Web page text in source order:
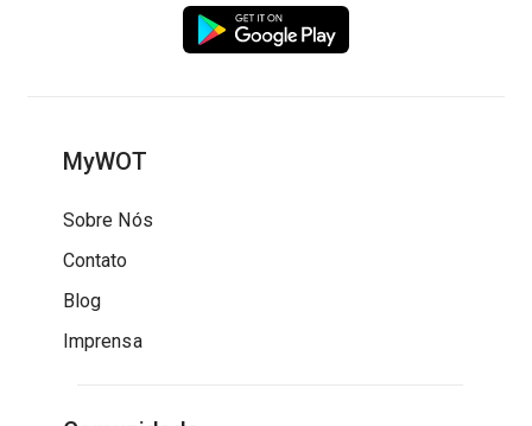
MyWOT
Sobre Nós
Contato
Blog
Imprensa